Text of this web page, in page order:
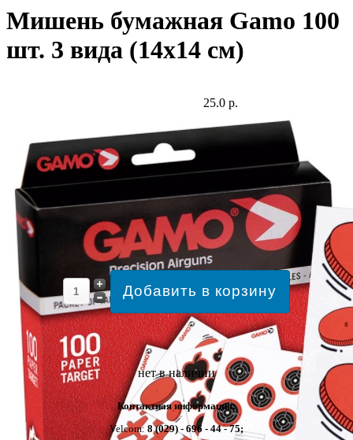
Мишень бумажная Gamo 100
шт. 3 вида (14х14 см)
25.0 р.
нет в наличии
Контактная информация:
Velcom: 8 (029) - 696 - 44 - 75;